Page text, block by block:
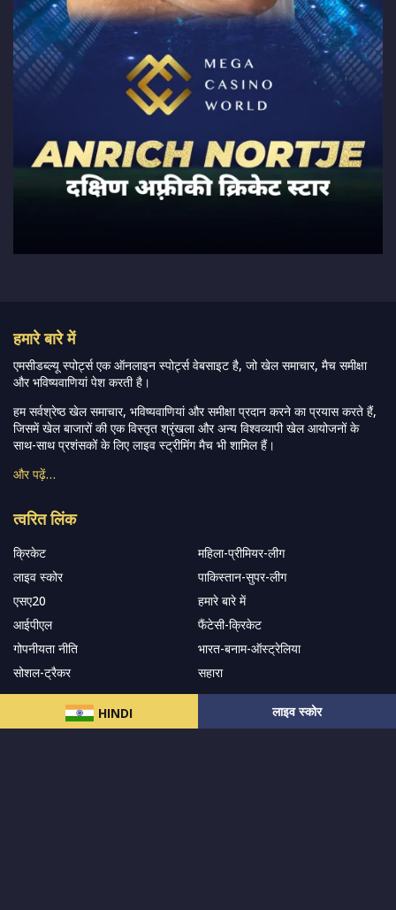
HINDI लाइव स्कोर
हमारे बारे में
एमसीडब्ल्यू स्पोर्ट्स एक ऑनलाइन स्पोर्ट्स वेबसाइट है, जो खेल समाचार, मैच समीक्षा
और भविष्यवाणियां पेश करती है।
हम सर्वश्रेष्ठ खेल समाचार, भविष्यवाणियां और समीक्षा प्रदान करने का प्रयास करते हैं,
जिसमें खेल बाजारों की एक विस्तृत श्रृंखला और अन्य विश्वव्यापी खेल आयोजनों के
साथ-साथ प्रशंसकों के लिए लाइव स्ट्रीमिंग मैच भी शामिल हैं।
और पढ़ें…
त्वरित लिंक
क्रिकेट
महिला-प्रीमियर-लीग
लाइव स्कोर
पाकिस्तान-सुपर-लीग
एसए20
हमारे बारे में
आईपीएल
फैंटेसी-क्रिकेट
गोपनीयता नीति
भारत-बनाम-ऑस्ट्रेलिया
सोशल-ट्रैकर
सहारा
हमारे समाचार पत्र के सदस्य बनें